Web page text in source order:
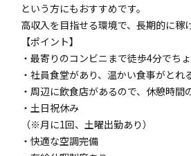
という方にもおすすめです。
高収入を目指せる環境で、長期的に稼
【ポイント】
・最寄りのコンビニまで徒歩4分でち
・社員食堂があり、温かい食事がとれ
・周辺に飲食店があるので、休憩時間
・土日祝休み
（※月に1回、土曜出勤あり）
・快適な空調完備